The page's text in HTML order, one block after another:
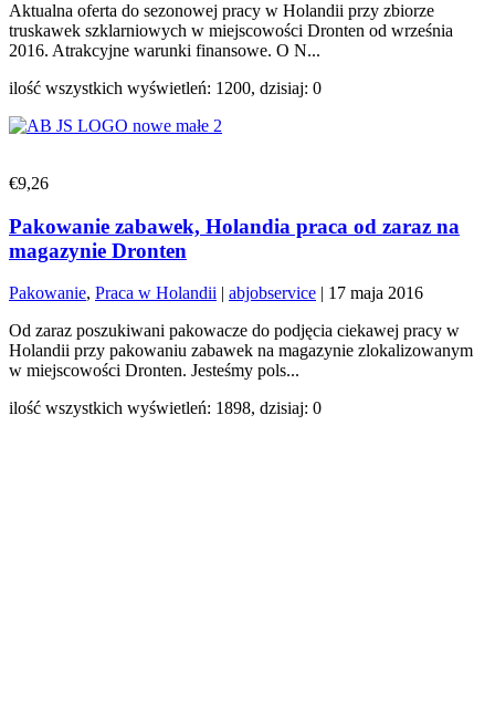
Aktualna oferta do sezonowej pracy w Holandii przy zbiorze
truskawek szklarniowych w miejscowości Dronten od września
2016. Atrakcyjne warunki finansowe. O N...
ilość wszystkich wyświetleń: 1200, dzisiaj: 0
€9,26
Pakowanie zabawek, Holandia praca od zaraz na
magazynie Dronten
Pakowanie, Praca w Holandii | abjobservice | 17 maja 2016
Od zaraz poszukiwani pakowacze do podjęcia ciekawej pracy w
Holandii przy pakowaniu zabawek na magazynie zlokalizowanym
w miejscowości Dronten. Jesteśmy pols...
ilość wszystkich wyświetleń: 1898, dzisiaj: 0